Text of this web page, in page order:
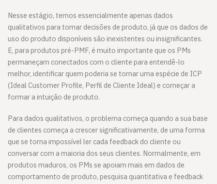
Nesse estágio, temos essencialmente apenas dados
qualitativos para tomar decisões de produto, já que os dados de
uso do produto disponíveis são inexistentes ou insignificantes.
E, para produtos pré-PMF, é muito importante que os PMs
permaneçam conectados com o cliente para entendê-lo
melhor, identificar quem poderia se tornar uma espécie de ICP
(Ideal Customer Profile, Perfil de Cliente Ideal) e começar a
formar a intuição de produto.
Para dados qualitativos, o problema começa quando a sua base
de clientes começa a crescer significativamente, de uma forma
que se torna impossível ler cada feedback do cliente ou
conversar com a maioria dos seus clientes. Normalmente, em
produtos maduros, os PMs se apoiam mais em dados de
comportamento de produto, pesquisa quantitativa e feedback